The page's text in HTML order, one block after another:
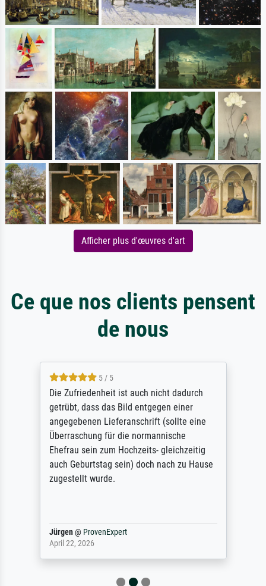
Afficher plus d'œuvres d'art
Ce que nos clients pensent
de nous
5 / 5
Die Zufriedenheit ist auch nicht dadurch
getrübt, dass das Bild entgegen einer
angegebenen Lieferanschrift (sollte eine
Überraschung für die normannische
Ehefrau sein zum Hochzeits- gleichzeitig
auch Geburtstag sein) doch nach zu Hause
zugestellt wurde.
Jürgen@ ProvenExpert
April 22, 2026